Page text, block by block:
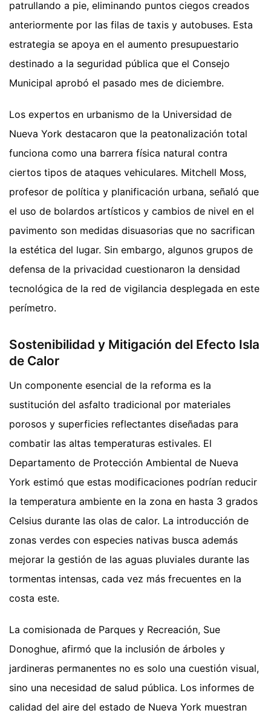
patrullando a pie, eliminando puntos ciegos creados
anteriormente por las filas de taxis y autobuses. Esta
estrategia se apoya en el aumento presupuestario
destinado a la seguridad pública que el Consejo
Municipal aprobó el pasado mes de diciembre.
Los expertos en urbanismo de la Universidad de
Nueva York destacaron que la peatonalización total
funciona como una barrera física natural contra
ciertos tipos de ataques vehiculares. Mitchell Moss,
profesor de política y planificación urbana, señaló que
el uso de bolardos artísticos y cambios de nivel en el
pavimento son medidas disuasorias que no sacrifican
la estética del lugar. Sin embargo, algunos grupos de
defensa de la privacidad cuestionaron la densidad
tecnológica de la red de vigilancia desplegada en este
perímetro.
Sostenibilidad y Mitigación del Efecto Isla
de Calor
Un componente esencial de la reforma es la
sustitución del asfalto tradicional por materiales
porosos y superficies reflectantes diseñadas para
combatir las altas temperaturas estivales. El
Departamento de Protección Ambiental de Nueva
York estimó que estas modificaciones podrían reducir
la temperatura ambiente en la zona en hasta 3 grados
Celsius durante las olas de calor. La introducción de
zonas verdes con especies nativas busca además
mejorar la gestión de las aguas pluviales durante las
tormentas intensas, cada vez más frecuentes en la
costa este.
La comisionada de Parques y Recreación, Sue
Donoghue, afirmó que la inclusión de árboles y
jardineras permanentes no es solo una cuestión visual,
sino una necesidad de salud pública. Los informes de
calidad del aire del estado de Nueva York muestran